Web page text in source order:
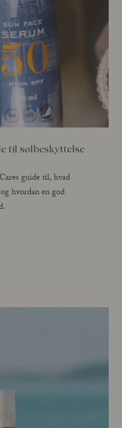
til solbeskyttelse
guide til, hvad
hvordan en god